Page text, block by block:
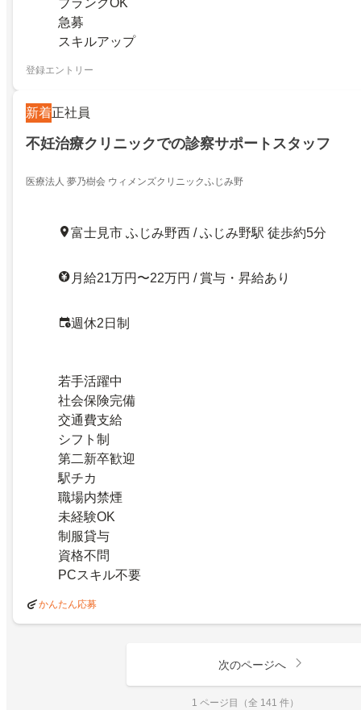
急募
スキルアップ
登録エントリー
新着正社員
不妊治療クリニックでの診察サポートスタッフ
医療法人 夢乃樹会 ウィメンズクリニックふじみ野
富士見市 ふじみ野西 / ふじみ野駅 徒歩約5分
月給21万円〜22万円 / 賞与・昇給あり
週休2日制
若手活躍中
社会保険完備
交通費支給
シフト制
第二新卒歓迎
駅チカ
職場内禁煙
未経験OK
制服貸与
資格不問
PCスキル不要
かんたん応募
次のページへ
1 ページ目（全 141 件）